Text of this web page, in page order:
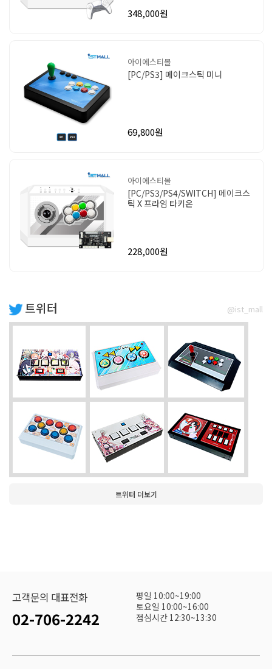
348,000원
아이에스티몰
[PC/PS3] 메이크스틱 미니
69,800원
아이에스티몰
[PC/PS3/PS4/SWITCH] 메이크스
틱 X 프라임 타키온
228,000원
트위터 @ist_mall
트위터 더보기
고객문의 대표전화
02-706-2242
평일 10:00~19:00
토요일 10:00~16:00
점심시간 12:30~13:30